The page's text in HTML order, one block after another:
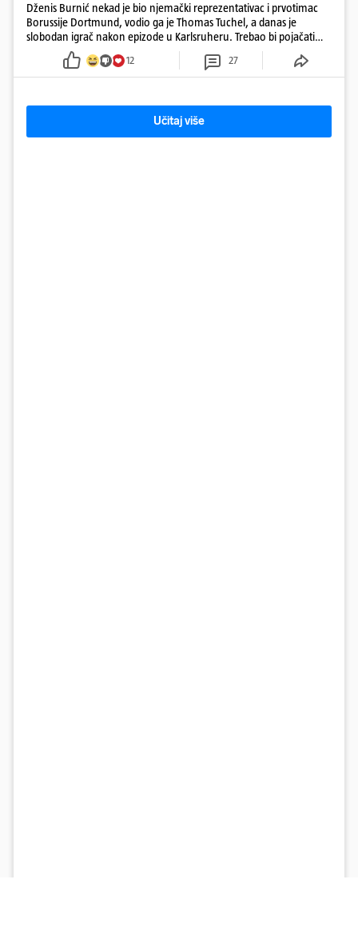
Dženis Burnić nekad je bio njemački reprezentativac i prvotimac
Borussije Dortmund, vodio ga je Thomas Tuchel, a danas je
slobodan igrač nakon epizode u Karlsruheru. Trebao bi pojačati
konkurenciju u veznom redu
12 27
Učitaj više